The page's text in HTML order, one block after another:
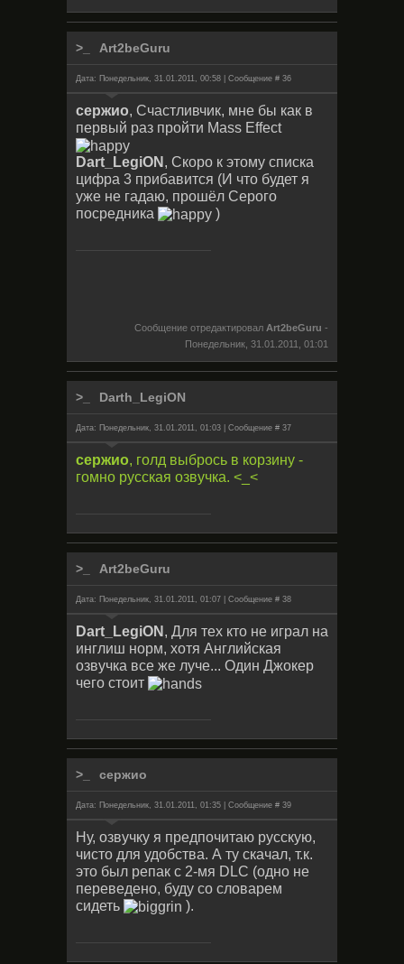
Art2beGuru
Дата: Понедельник, 31.01.2011, 00:58 | Сообщение # 36
сержио, Счастливчик, мне бы как в
первый раз пройти Mass Effect
Dart_LegiON , Скоро к этому списка
цифра 3 прибавится (И что будет я
уже не гадаю, прошёл Серого
посредника
)
Сообщение отредактировал Art2beGuru -
Понедельник, 31.01.2011, 01:01
Darth_LegiON
Дата: Понедельник, 31.01.2011, 01:03 | Сообщение # 37
сержио, голд выбрось в корзину -
гомно русская озвучка. <_<
Art2beGuru
Дата: Понедельник, 31.01.2011, 01:07 | Сообщение # 38
Dart_LegiON , Для тех кто не играл на
инглиш норм, хотя Английская
озвучка все же луче... Один Джокер
чего стоит
сержио
Дата: Понедельник, 31.01.2011, 01:35 | Сообщение # 39
Ну, озвучку я предпочитаю русскую,
чисто для удобства. А ту скачал, т.к.
это был репак с 2-мя DLC (одно не
переведено, буду со словарем
сидеть
).